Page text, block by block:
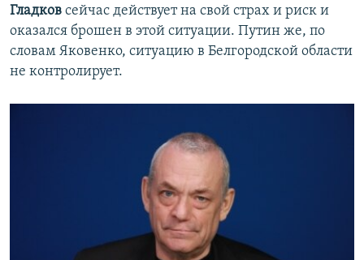
Гладков сейчас действует на свой страх и риск и
оказался брошен в этой ситуации. Путин же, по
словам Яковенко, ситуацию в Белгородской области
не контролирует.